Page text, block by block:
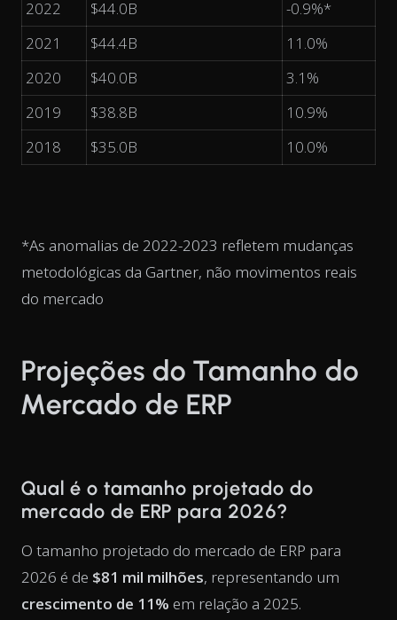
2022 $44.0B
-0.9%*
2021
$44.4B
11.0%
2020
$40.0B
3.1%
2019
$38.8B
10.9%
2018
$35.0B 10.0%
*As anomalias de 2022-2023 refletem mudanças
metodológicas da Gartner, não movimentos reais
do mercado
Projeções do Tamanho do
Mercado de ERP
Qual é o tamanho projetado do
mercado de ERP para 2026?
O tamanho projetado do mercado de ERP para
2026 é de $81 mil milhões, representando um
crescimento de 11% em relação a 2025.